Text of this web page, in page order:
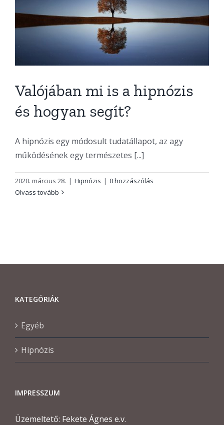
Valójában mi is a hipnózis
és hogyan segít?
A hipnózis egy módosult tudatállapot, az agy
működésének egy természetes [...]
2020. március 28. | Hipnózis | 0 hozzászólás
Olvass tovább
KATEGÓRIÁK
Egyéb
Hipnózis
IMPRESSZUM
Üzemeltető: Fekete Ágnes e.v.